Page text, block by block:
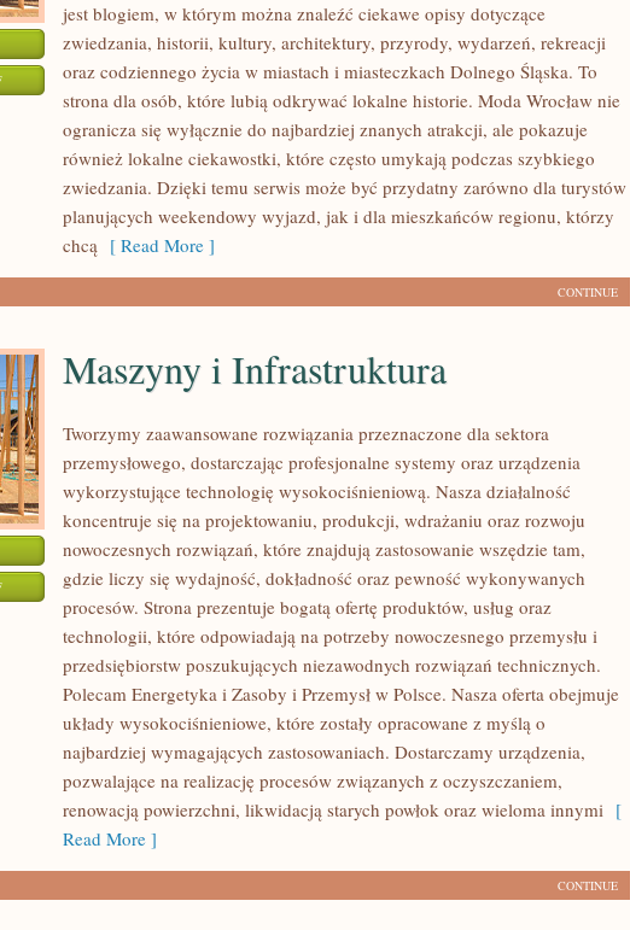
ON
jest blogiem, w którym można znaleźć ciekawe opisy dotyczące
zwiedzania, historii, kultury, architektury, przyrody, wydarzeń, rekreacji
oraz codziennego życia w miastach i miasteczkach Dolnego Śląska. To
strona dla osób, które lubią odkrywać lokalne historie. Moda Wrocław nie
ogranicza się wyłącznie do najbardziej znanych atrakcji, ale pokazuje
również lokalne ciekawostki, które często umykają podczas szybkiego
zwiedzania. Dzięki temu serwis może być przydatny zarówno dla turystów
planujących weekendowy wyjazd, jak i dla mieszkańców regionu, którzy
chcą [ Read More ]
CONTINUE
ON
INFRASTRUKTURA
Maszyny i Infrastruktura
Tworzymy zaawansowane rozwiązania przeznaczone dla sektora
przemysłowego, dostarczając profesjonalne systemy oraz urządzenia
wykorzystujące technologię wysokociśnieniową. Nasza działalność
koncentruje się na projektowaniu, produkcji, wdrażaniu oraz rozwoju
nowoczesnych rozwiązań, które znajdują zastosowanie wszędzie tam,
gdzie liczy się wydajność, dokładność oraz pewność wykonywanych
procesów. Strona prezentuje bogatą ofertę produktów, usług oraz
technologii, które odpowiadają na potrzeby nowoczesnego przemysłu i
przedsiębiorstw poszukujących niezawodnych rozwiązań technicznych.
Polecam Energetyka i Zasoby i Przemysł w Polsce. Nasza oferta obejmuje
układy wysokociśnieniowe, które zostały opracowane z myślą o
najbardziej wymagających zastosowaniach. Dostarczamy urządzenia,
pozwalające na realizację procesów związanych z oczyszczaniem,
renowacją powierzchni, likwidacją starych powłok oraz wieloma innymi [
Read More ]
CONTINUE